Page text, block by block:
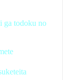
ga todoku no